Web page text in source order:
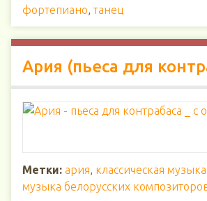
фортепиано, танец
Ария (пьеса для
Метки: ария, классическая музыка
музыка белорусских